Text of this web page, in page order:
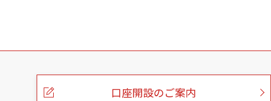
こ
口座開設のご案内